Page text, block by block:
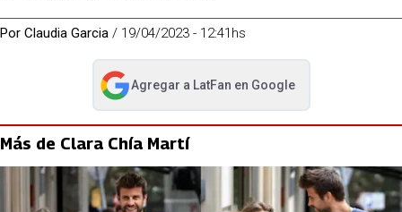
Por Claudia Garcia / 19/04/2023 - 12:41hs
Agregar a LatFan en Google
abre en nueva pestaña
Más de Clara Chía Martí